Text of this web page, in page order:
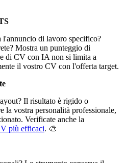
l'annuncio di lavoro specifico?
Mostra un punteggio di
di CV con IA non si limita a
il vostro CV con l'offerta target.
Il risultato è rigido o
vostra personalità professionale,
Verificate anche la
più efficaci. 🎨